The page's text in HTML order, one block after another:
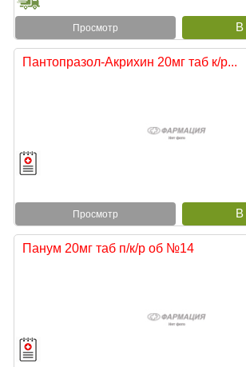
Просмотр
Пантопразол-Акрихин 20мг таб к/р...
Просмотр
Панум 20мг таб п/к/р об №14